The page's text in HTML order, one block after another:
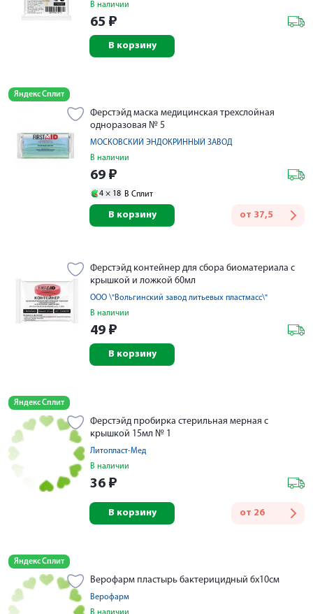
В наличии
65 ₽
В корзину
Яндекс Сплит
Ферстэйд маска медицинская трехслойная
одноразовая № 5
МОСКОВСКИЙ ЭНДОКРИННЫЙ ЗАВОД
В наличии
69 ₽
4 × 18 В Сплит
от 37,5
В корзину
Ферстэйд контейнер для сбора биоматериала с
крышкой и ложкой 60мл
ООО \"Вольгинский завод литьевых пластмасс\"
В наличии
49 ₽
В корзину
Яндекс Сплит
Ферстэйд пробирка стерильная мерная с
крышкой 15мл № 1
Литопласт-Мед
В наличии
36 ₽
от 26
В корзину
Яндекс Сплит
Верофарм пластырь бактерицидный 6х10см
Верофарм